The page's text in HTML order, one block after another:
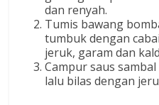
dan renyah.
Tumis bawang
tumbuk dengan
jeruk, garam dan
Campur saus
lalu bilas dengan